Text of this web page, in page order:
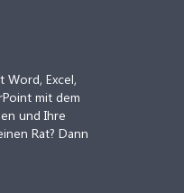
Excel,
mit dem
und Ihre
Rat? Dann